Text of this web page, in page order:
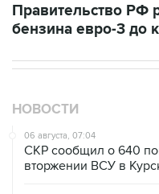
Правительство РФ
бензина евро-3 до
НОВОСТИ
06 августа, 07:04
СКР сообщил о 640
вторжении ВСУ в